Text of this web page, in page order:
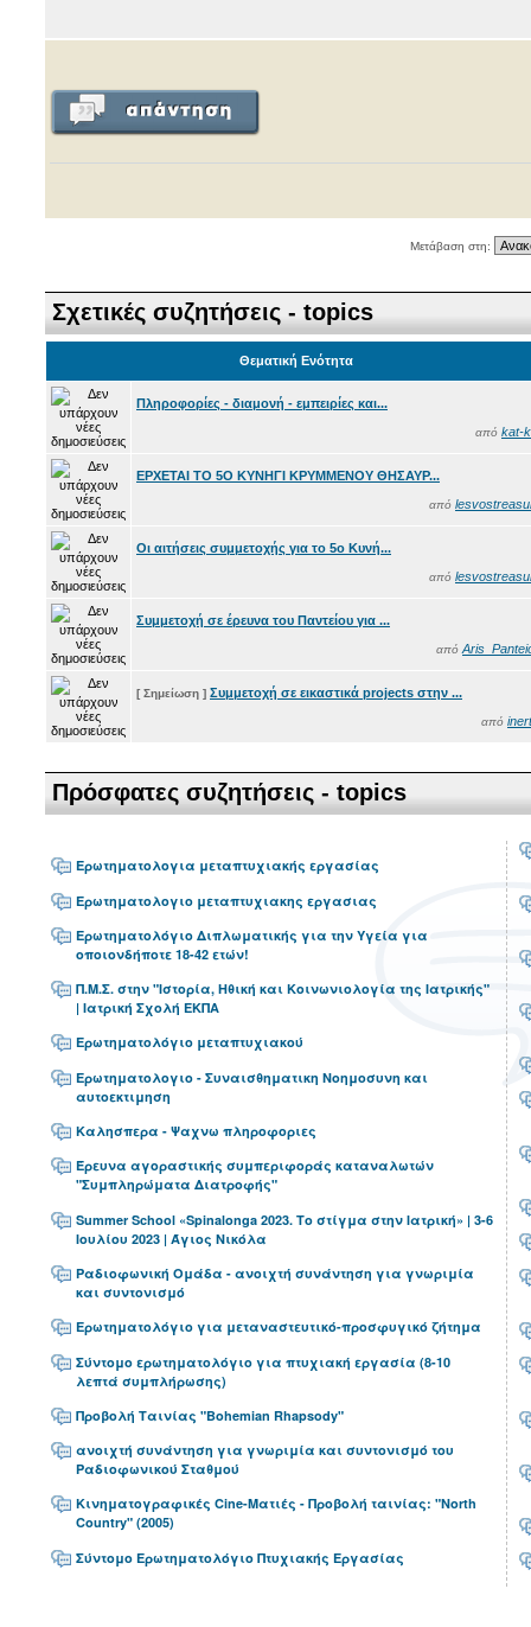
Μετάβαση στη:
Σχετικές συζητήσεις - topics
Θεματική Ενότητα
Πληροφορίες - διαμονή - εμπειρίες και...
από kat-
ΕΡΧΕΤΑΙ ΤΟ 5Ο ΚΥΝΗΓΙ ΚΡΥΜΜΕΝΟΥ ΘΗΣΑΥΡ...
από
Οι αιτήσεις συμμετοχής για το 5ο Κυνή...
από
Συμμετοχή σε έρευνα του Παντείου για ...
από
[ Σημείωση ] Συμμετοχή σε εικαστικά projects στην ...
από
Πρόσφατες συζητήσεις - topics
Ερωτηματολογια μεταπτυχιακής εργασίας
Ερωτηματολογιο μεταπτυχιακης εργασιας
Ερωτηματολόγιο Διπλωματικής για την Υγεία για
οποιονδήποτε 18-42 ετών!
Π.Μ.Σ. στην "Ιστορία, Ηθική και Κοινωνιολογία της Ιατρικής"
| Ιατρική Σχολή ΕΚΠΑ
Ερωτηματολόγιο μεταπτυχιακού
Ερωτηματολογιο - Συναισθηματικη Νοημοσυνη και
αυτοεκτιμηση
Καλησπερα - Ψαχνω πληροφοριες
Έρευνα αγοραστικής συμπεριφοράς καταναλωτών
"Συμπληρώματα Διατροφής"
Summer School «Spinalonga 2023. Το στίγμα στην Ιατρική» | 3-6
Ιουλίου 2023 | Άγιος Νικόλα
Ραδιοφωνική Ομάδα - ανοιχτή συνάντηση για γνωριμία
και συντονισμό
Ερωτηματολόγιο για μεταναστευτικό-προσφυγικό ζήτημα
Σύντομο ερωτηματολόγιο για πτυχιακή εργασία (8-10
λεπτά συμπλήρωσης)
Προβολή Ταινίας "Bohemian Rhapsody"
ανοιχτή συνάντηση για γνωριμία και συντονισμό του
Ραδιοφωνικού Σταθμού
Κινηματογραφικές Cine-Ματιές - Προβολή ταινίας: "North
Country" (2005)
Σύντομο Ερωτηματολόγιο Πτυχιακής Εργασίας